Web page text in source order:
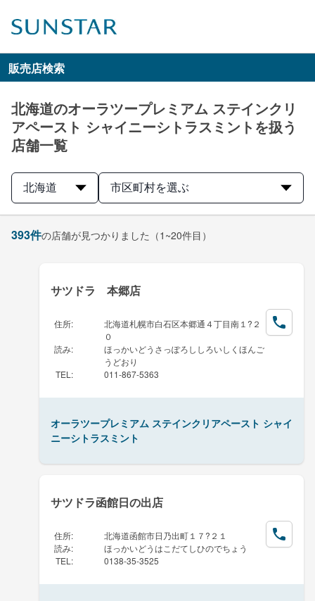
販売店検索
北海道のオーラツープレミアム ステインクリ
アペースト シャイニーシトラスミントを扱う
店舗一覧
北海道 市区町村を選ぶ
393件の店舗が見つかりました （1~20件目）
サツドラ 本郷店
住所:
北海道札幌市白石区本郷通４丁目南１?２
０
読み:
ほっかいどうさっぽろししろいしくほんご
うどおり
TEL : 011-867-5363
オーラツープレミアム ステインクリアペースト シャイ
ニーシトラスミント
サツドラ函館日の出店
住所:
北海道函館市日乃出町１７?２１
読み:
ほっかいどうはこだてしひのでちょう
TEL : 0138-35-3525